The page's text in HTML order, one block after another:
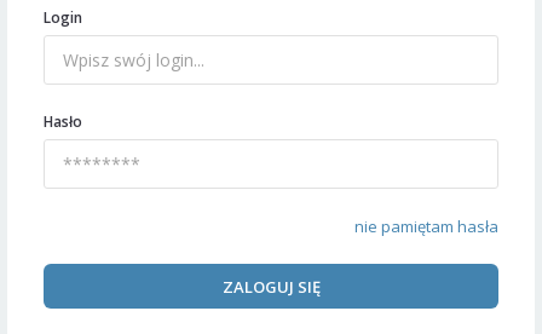
Login
Hasło
nie pamiętam hasła
ZALOGUJ SIĘ